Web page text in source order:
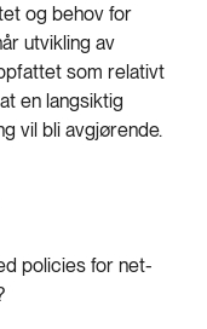
og behov for
utvikling av
som relativt
en langsiktig
vil bli avgjørende.
policies for net-